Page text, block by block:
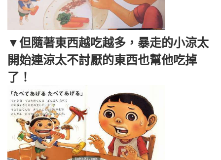
▼但隨著東西越吃越多，暴走的小涼太
開始連涼太不討厭的東西也幫他吃掉
了！